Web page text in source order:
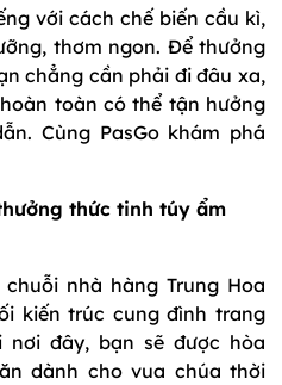
với cách chế biến cầu kì,
thơm ngon. Để thưởng
chẳng cần phải đi đâu xa,
toàn có thể tận hưởng
Cùng PasGo khám phá
thức tinh túy ẩm
nhà hàng Trung Hoa
kiến trúc cung đình trang
đây, bạn sẽ được hòa
dành cho vua chúa thời